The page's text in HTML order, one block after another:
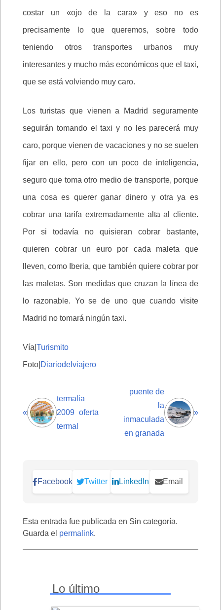
costar un «ojo de la cara» y eso no es
precisamente lo que queremos, sobre todo
teniendo otros transportes urbanos muy
interesantes y mucho más económicos que el taxi,
que se está volviendo muy caro.
Los turistas que vienen a Madrid seguramente
seguirán tomando el taxi y no les parecerá muy
caro, porque vienen de vacaciones y no se suelen
fijar en ello, pero con un poco de inteligencia,
seguro que toma otro medio de transporte, porque
una cosa es querer ganar dinero y otra ya es
cobrar una tarifa extremadamente alta al cliente.
Por si todavía no quisieran cobrar bastante,
quieren cobrar un euro por cada maleta que
lleven, como Iberia, que también quiere cobrar por
las maletas. Son medidas que cruzan la línea de
lo razonable. Yo se de uno que cuando visite
Madrid no tomará ningún taxi.
Vía| Turismito
Foto| Diariodelviajero
«
termalia
2009 oferta
termal
puente de
la
inmaculada
en granada
»
Facebook Twitter LinkedIn Email
Esta entrada fue publicada en Sin categoría.
Guarda el permalink.
Lo último